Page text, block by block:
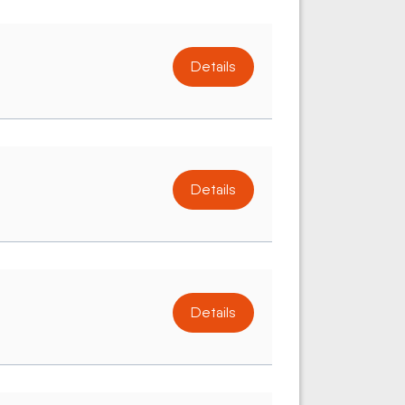
Details
Details
Details